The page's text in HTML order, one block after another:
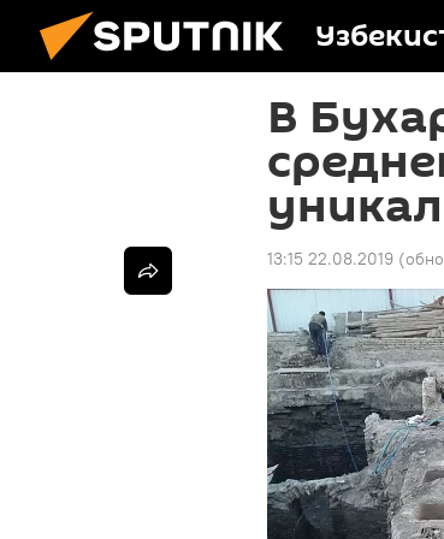
В
13:15 22.08.2019